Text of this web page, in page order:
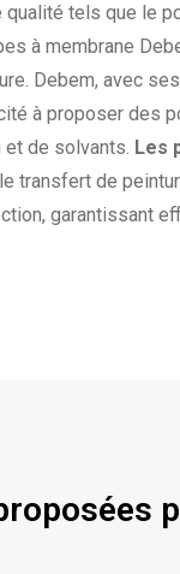
qualité tels que le
à membrane
Debem, avec
à proposer des
et de solvants. Les
transfert de
garantissant